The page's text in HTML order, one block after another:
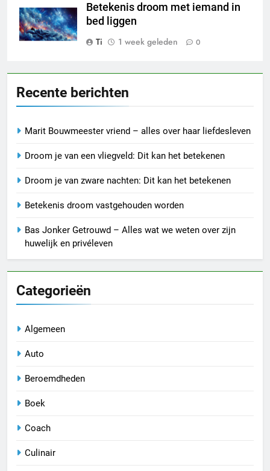
Betekenis droom met iemand in
bed liggen
Ti
1 week geleden 0
Recente berichten
Marit Bouwmeester vriend – alles over haar liefdesleven
Droom je van een vliegveld: Dit kan het betekenen
Droom je van zware nachten: Dit kan het betekenen
Betekenis droom vastgehouden worden
Bas Jonker Getrouwd – Alles wat we weten over zijn
huwelijk en privéleven
Categorieën
Algemeen
Auto
Beroemdheden
Boek
Coach
Culinair